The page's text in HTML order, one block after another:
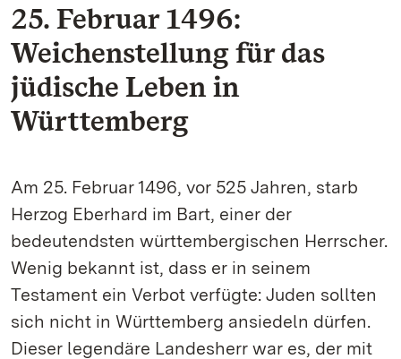
25. Februar 1496:
Weichenstellung für das
jüdische Leben in
Württemberg
Am 25. Februar 1496, vor 525 Jahren, starb
Herzog Eberhard im Bart, einer der
bedeutendsten württembergischen Herrscher.
Wenig bekannt ist, dass er in seinem
Testament ein Verbot verfügte: Juden sollten
sich nicht in Württemberg ansiedeln dürfen.
Dieser legendäre Landesherr war es, der mit